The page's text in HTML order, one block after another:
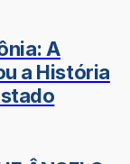
A
a História